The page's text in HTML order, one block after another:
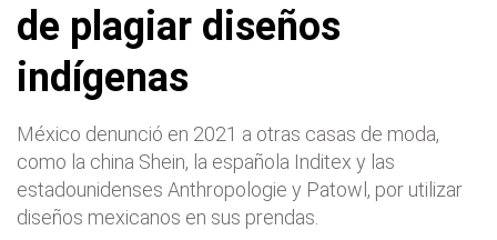
de plagiar diseños
indígenas
México denunció en 2021 a otras casas de moda,
como la china Shein, la española Inditex y las
estadounidenses Anthropologie y Patowl, por utilizar
diseños mexicanos en sus prendas.